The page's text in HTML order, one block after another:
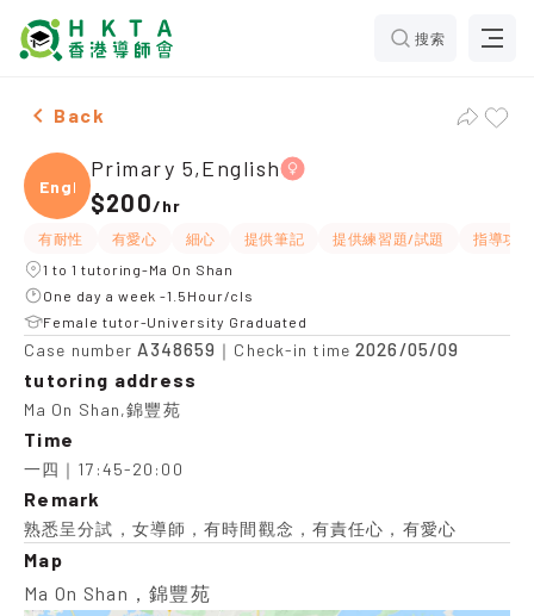
搜索
Female Primary 5,English，Ma On Shan Tuition
Back
Engli
Primary 5,English
$200/hr
有耐性 有愛心 細心 提供筆記 提供練習題/試題
指導功課
1 to 1 tutoring-Ma On Shan
One day a week -1.5Hour/cls
Female tutor-University Graduated
Case number A348659 ｜Check-in time2026/05/09
tutoring address
Ma On Shan,錦豐苑
Time
一四｜17:45-20:00
Remark
熟悉呈分試，女導師，有時間觀念，有責任心，有愛心
Map
Ma On Shan，錦豐苑